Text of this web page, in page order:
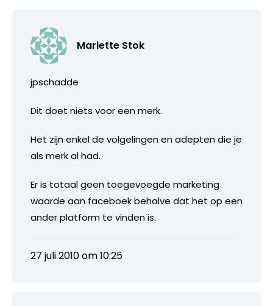
Mariette Stok
jpschadde
Dit doet niets voor een merk.
Het zijn enkel de volgelingen en adepten die je
als merk al had.
Er is totaal geen toegevoegde marketing
waarde aan faceboek behalve dat het op een
ander platform te vinden is.
27 juli 2010 om 10:25